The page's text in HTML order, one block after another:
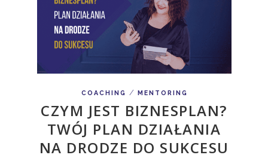
COACHING / MENTORING
CZYM JEST BIZNESPLAN?
TWÓJ PLAN DZIAŁANIA
NA DRODZE DO SUKCESU